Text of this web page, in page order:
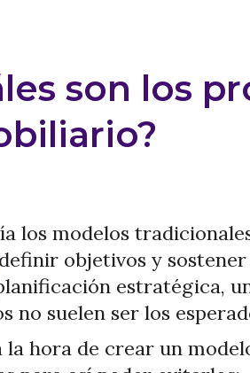
son los
los modelos
objetivos y
estratégica,
no suelen ser los
la hora de crear un